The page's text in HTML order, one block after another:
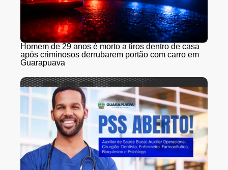
Homem de 29 anos é morto a tiros dentro de casa
após criminosos derrubarem portão com carro em
Guarapuava